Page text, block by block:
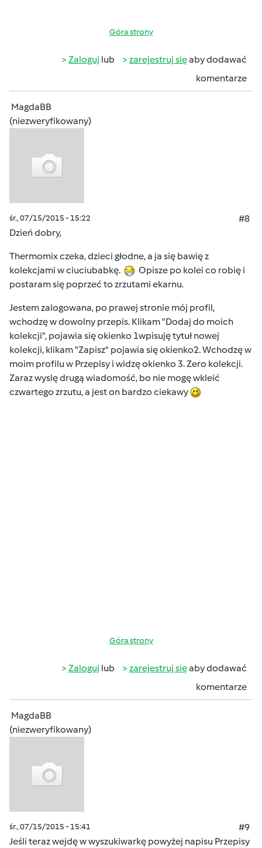
Góra strony
Zaloguj lub zarejestruj sięaby dodawać
komentarze
MagdaBB
(niezweryfikowany)
śr., 07/15/2015 - 15:22
#8
Dzień dobry,
Thermomix czeka, dzieci głodne, a ja się bawię z
kolekcjami w ciuciubabkę.
Opisze po kolei co robię i
postaram się poprzeć to zrzutami ekarnu.
Jestem zalogowana, po prawej stronie mój profil,
wchodzę w dowolny przepis. Klikam "Dodaj do moich
kolekcji", pojawia się okienko 1wpisuję tytuł nowej
kolekcji, klikam "Zapisz" pojawia się okienko2. Wchodzę w
moim profilu w Przepisy i widzę okienko 3. Zero kolekcji.
Zaraz wyslę drugą wiadomość, bo nie mogę wkleić
czwartego zrzutu, a jest on bardzo ciekawy
Góra strony
Zaloguj lub zarejestruj sięaby dodawać
komentarze
MagdaBB
(niezweryfikowany)
śr., 07/15/2015 - 15:41
#9
Jeśli teraz wejdę w wyszukiwarkę powyżej napisu Przepisy